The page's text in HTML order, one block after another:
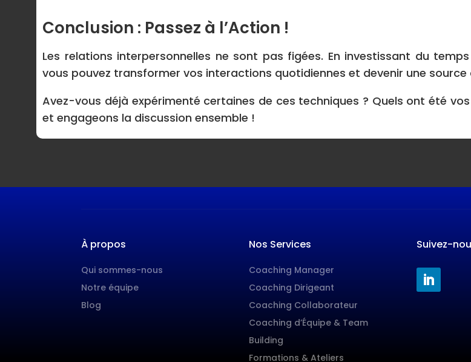
Conclusion : Passez à l’Action !
Les relations interpersonnelles ne sont pas figées. En investissant du
vous pouvez transformer vos interactions quotidiennes et devenir une
Avez-vous déjà expérimenté certaines de ces techniques ? Quels ont été
et engageons la discussion ensemble !
À propos
Qui sommes-nous
Notre équipe
Blog
Nos Services
Coaching Manager
Coaching Dirigeant
Coaching Collaborateur
Coaching d’Équipe & Team
Building
Formations & Ateliers
Suivez-